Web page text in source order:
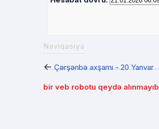
Naviqasiya
← Çərşənbə axşamı - 20 Yanvar
bir veb robotu qeydə alınmayıb